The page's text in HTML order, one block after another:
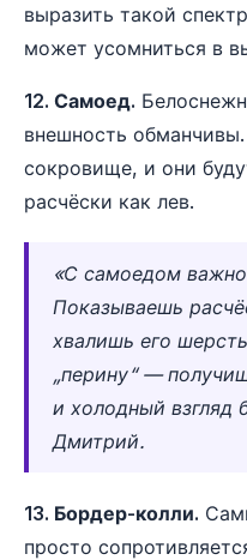
выразить такой
может усомниться в
12. Самоед.
внешность
сокровище, и они
расчёски как лев.
«С самоедом
Показываешь
хвалишь его
„перину“ —
и холодный взгляд
Дмитрий.
13. Бордер-колли.
просто